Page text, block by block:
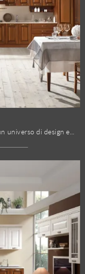
Cucine ad angolo Spar: entra e scopri un universo di design e contenuto estetico! La cucina convenzionale Bilbao 08 ti aspetta.